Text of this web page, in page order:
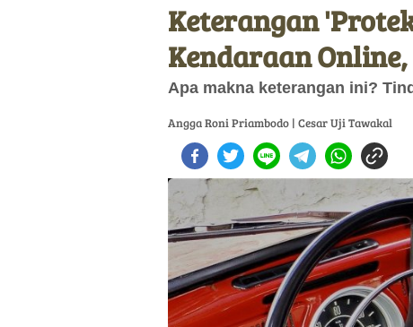
Keterangan
Kendaraan
Apa makna keterangan ini?
Angga Roni Priambodo | Cesar Uji Tawakal